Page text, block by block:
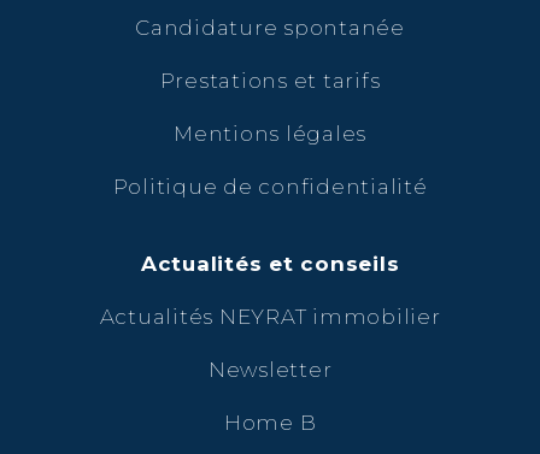
Candidature spontanée
Prestations et tarifs
Mentions légales
Politique de confidentialité
Actualités et conseils
Actualités NEYRAT immobilier
Newsletter
Home B